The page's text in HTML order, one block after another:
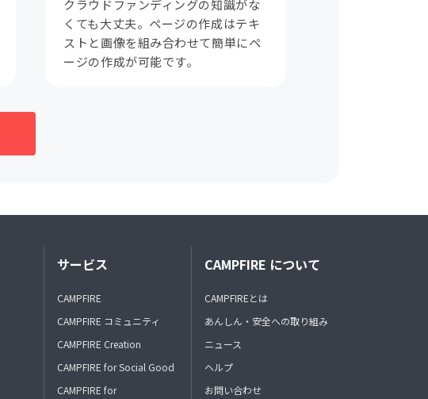
クラウドファンディングの知識がな
くても大丈夫。ページの作成はテキ
ストと画像を組み合わせて簡単にペ
ージの作成が可能です。
サービス
CAMPFIRE
CAMPFIRE コミュニティ
CAMPFIRE Creation
CAMPFIRE for Social Good
CAMPFIRE for
CAMPFIRE について
CAMPFIREとは
あんしん・安全への取り組み
ニュース
ヘルプ
お問い合わせ